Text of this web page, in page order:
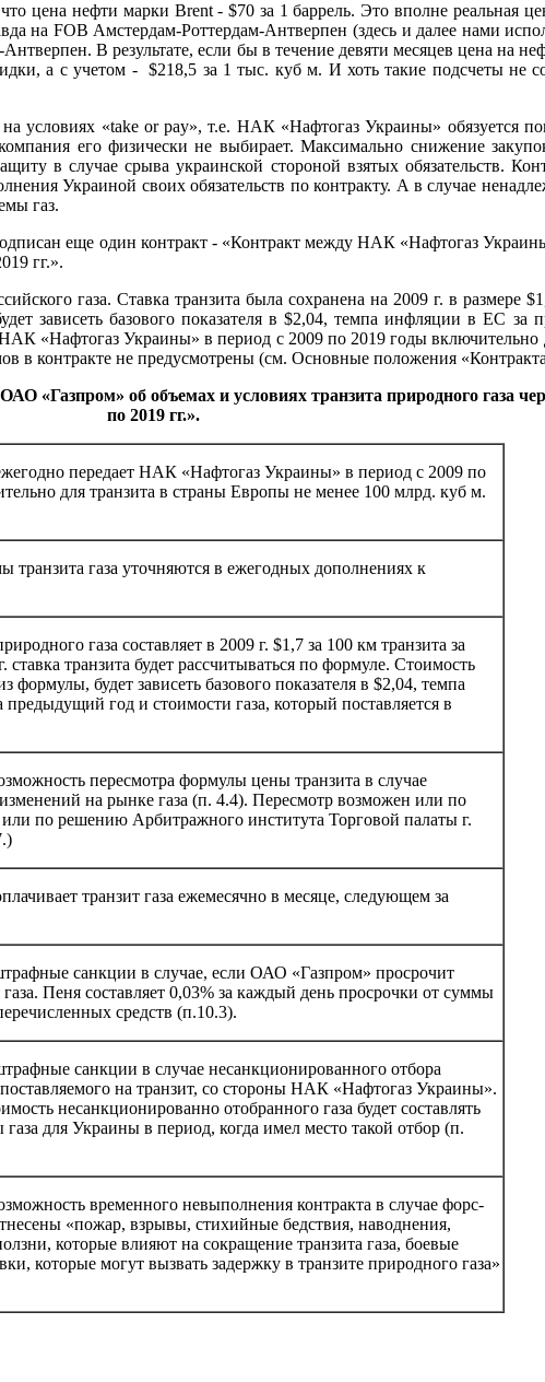
цена нефти марки Brent - $70 за 1 баррель. Это вполне реальная
на FOB Амстердам-Роттердам-Антверпен (здесь и далее нами
В результате, если бы в течение девяти месяцев цена на
а с учетом - $218,5 за 1 тыс. куб м. И хоть такие подсчеты не
условиях «take or pay», т.е. НАК «Нафтогаз Украины» обязуется
его физически не выбирает. Максимально снижение
в случае срыва украинской стороной взятых обязательств.
Украиной своих обязательств по контракту. А в случае
газ.
еще один контракт - «Контракт между НАК «Нафтогаз
гг.».
газа. Ставка транзита была сохранена на 2009 г. в размере
зависеть базового показателя в $2,04, темпа инфляции в ЕС
НАК «Нафтогаз Украины» в период с 2009 по 2019 годы
в контракте не предусмотрены (см. Основные положения
об объемах и условиях транзита природного газа
по 2019 гг.».
передает НАК «Нафтогаз Украины» в период с 2009 по
для транзита в страны Европы не менее 100 млрд. куб м.
транзита газа уточняются в ежегодных дополнениях к
газа составляет в 2009 г. $1,7 за 100 км транзита за
ставка транзита будет рассчитываться по формуле. Стоимость
формулы, будет зависеть базового показателя в $2,04, темпа
год и стоимости газа, который поставляется в
пересмотра формулы цены транзита в случае
на рынке газа (п. 4.4). Пересмотр возможен или по
или по решению Арбитражного института Торговой палаты г.
транзит газа ежемесячно в месяце, следующем за
санкции в случае, если ОАО «Газпром» просрочит
газа. Пеня составляет 0,03% за каждый день просрочки от суммы
средств (п.10.3).
санкции в случае несанкционированного отбора
на транзит, со стороны НАК «Нафтогаз Украины».
несанкционированно отобранного газа будет составлять
для Украины в период, когда имел место такой отбор (п.
временного невыполнения контракта в случае форс-
«пожар, взрывы, стихийные бедствия, наводнения,
которые влияют на сокращение транзита газа, боевые
которые могут вызвать задержку в транзите природного газа»